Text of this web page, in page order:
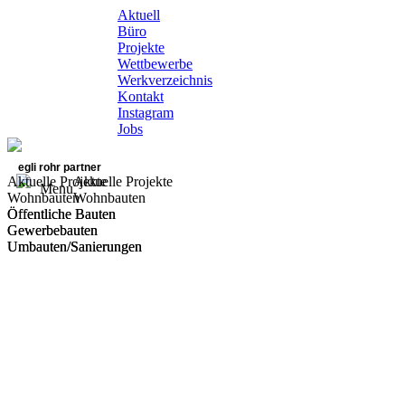
Aktuell
Büro
Projekte
Wettbewerbe
Werkverzeichnis
Kontakt
Instagram
Jobs
egli rohr partner
Menu
Aktuelle Projekte
Wohnbauten
Öffentliche Bauten
Gewerbebauten
Umbauten/Sanierungen
Aktuelle Projekte
Wohnbauten
Öffentliche Bauten
Gewerbebauten
Umbauten/Sanierungen